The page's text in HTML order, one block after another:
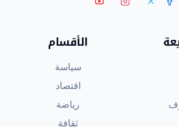
الأقسام
سياسة
اقتصاد
رياضة
ثقافة